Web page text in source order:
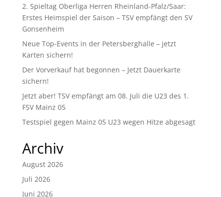
2. Spieltag Oberliga Herren Rheinland-Pfalz/Saar:
Erstes Heimspiel der Saison – TSV empfängt den SV
Gonsenheim
Neue Top-Events in der Petersberghalle – jetzt
Karten sichern!
Der Vorverkauf hat begonnen – Jetzt Dauerkarte
sichern!
Jetzt aber! TSV empfängt am 08. Juli die U23 des 1.
FSV Mainz 05
Testspiel gegen Mainz 05 U23 wegen Hitze abgesagt
Archiv
August 2026
Juli 2026
Juni 2026